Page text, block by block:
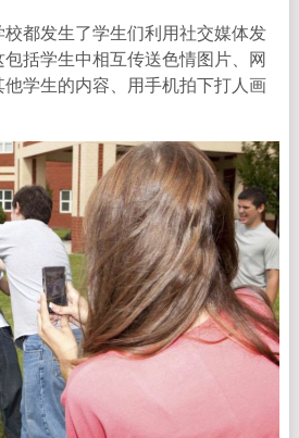
都发生了学生们利用社交媒体发
括学生中相互传送色情图片、网
学生的内容、用手机拍下打人画